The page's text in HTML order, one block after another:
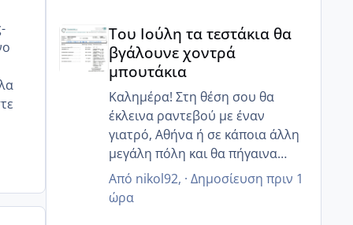
μου να περάσετε καλά !!!
Του Ιούλη τα τεστάκια θα
βγάλουνε χοντρά
μπουτάκια
Καλημέρα! Στη θέση σου θα
έκλεινα ραντεβού με έναν
γιατρό, Αθήνα ή σε κάποια άλλη
μεγάλη πόλη και θα πήγαινα
έστω αυθημερόν!! Για δες το
Από nikol92, · Δημοσίευση πριν 1
ώρα